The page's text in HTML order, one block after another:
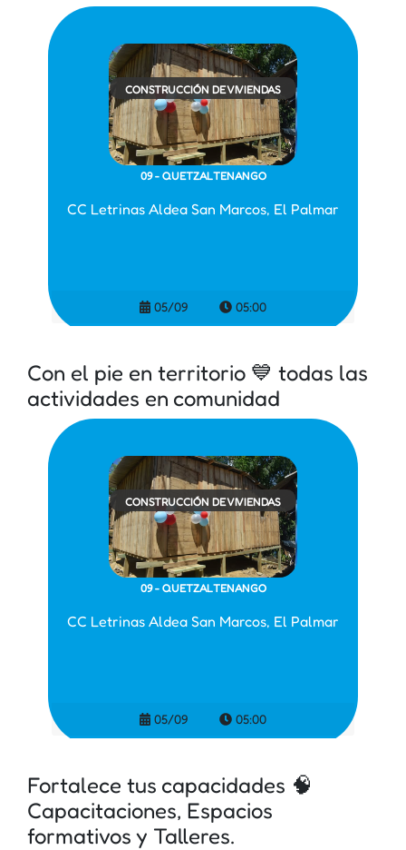
CONSTRUCCIÓN DE VIVIENDAS
09 - QUETZALTENANGO
CC Letrinas Aldea San Marcos, El Palmar
05/09 05:00
Con el pie en territorio 💙 todas las
actividades en comunidad
CONSTRUCCIÓN DE VIVIENDAS
09 - QUETZALTENANGO
CC Letrinas Aldea San Marcos, El Palmar
05/09 05:00
Fortalece tus capacidades 🧠
Capacitaciones, Espacios
formativos y Talleres.